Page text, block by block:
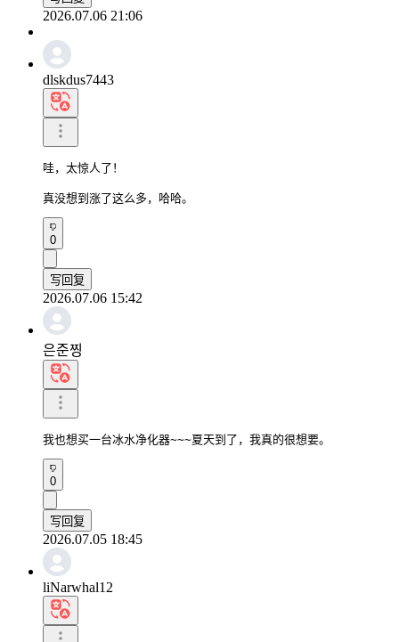
2026.07.06 21:06
dlskdus7443
哇，太惊人了！
真没想到涨了这么多，哈哈。
0
写回复
2026.07.06 15:42
은준찡
我也想买一台冰水净化器~~~夏天到了，我真的很想要。
0
写回复
2026.07.05 18:45
liNarwhal12